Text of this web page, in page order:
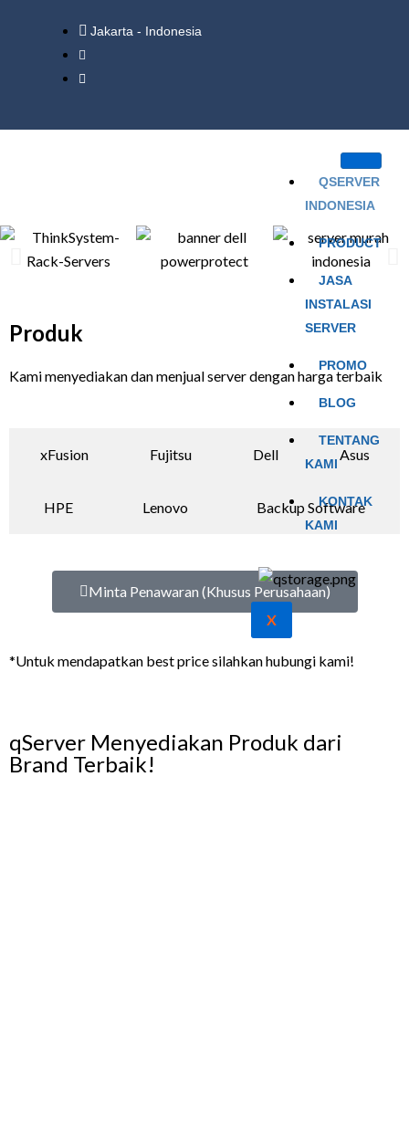
Jakarta - Indonesia
QSERVER
INDONESIA
PRODUCT
JASA
INSTALASI
SERVER
PROMO
BLOG
TENTANG
KAMI
KONTAK
KAMI
X
Produk
Kami menyediakan dan menjual server dengan harga terbaik
xFusion Fujitsu Dell Asus
HPE Lenovo Backup Software
Minta Penawaran (Khusus Perusahaan)
*Untuk mendapatkan best price silahkan hubungi kami!
qServer Menyediakan Produk dari
Brand Terbaik!